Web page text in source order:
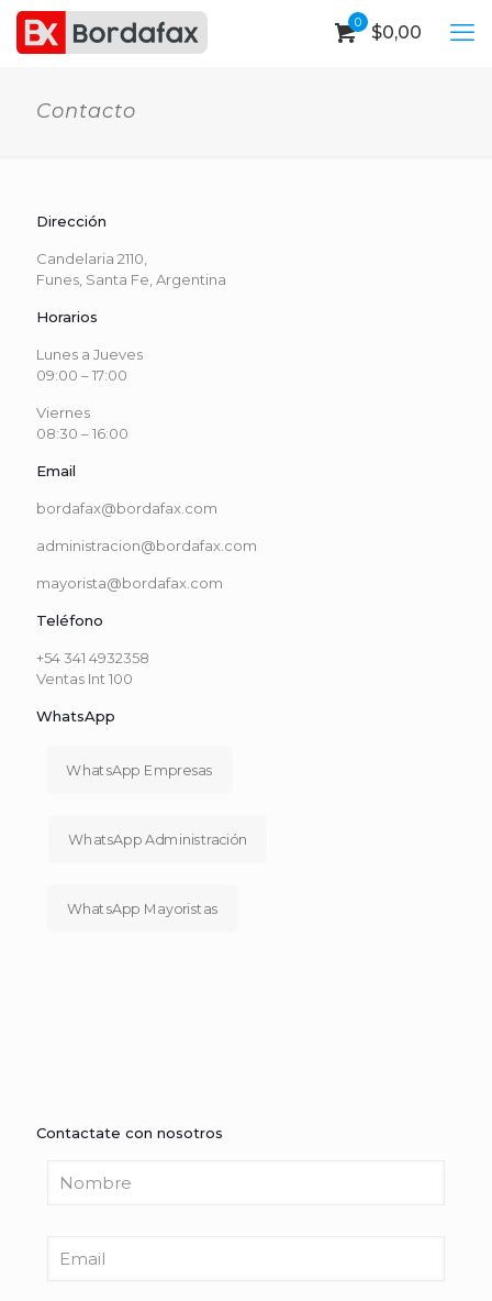
0 $0,00
Contacto
Dirección
Candelaria 2110,
Funes, Santa Fe, Argentina
Horarios
Lunes a Jueves
09:00 – 17:00
Viernes
08:30 – 16:00
Email
bordafax@bordafax.com
administracion@bordafax.com
mayorista@bordafax.com
Teléfono
+54 341 4932358
Ventas Int 100
WhatsApp
WhatsApp Empresas
WhatsApp Administración
WhatsApp Mayoristas
Contactate con nosotros